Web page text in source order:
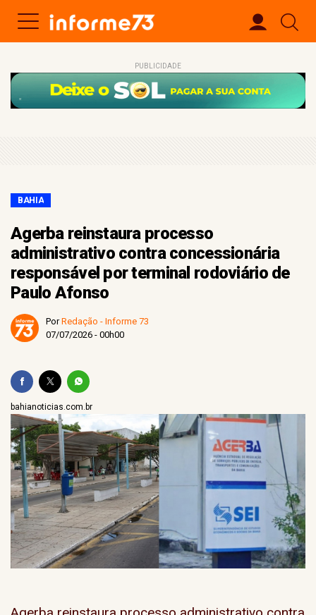
PUBLICIDADE
BAHIA
Agerba reinstaura processo
administrativo contra concessionária
responsável por terminal rodoviário de
Paulo Afonso
PorRedação - Informe 73
07/07/2026 - 00h00
bahianoticias.com.br